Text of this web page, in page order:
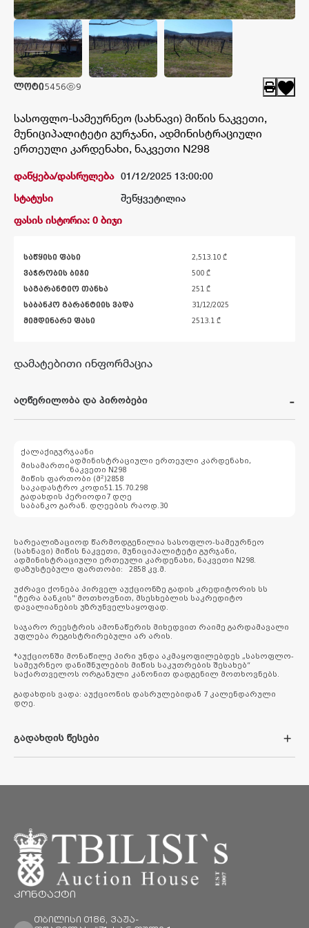
კატალოგი
შედეგები
ლოტი5456 9
სასოფლო-სამეურნეო (სახნავი) მიწის ნაკვეთი,
მუნიციპალიტეტი გურჯანი, ადმინისტრაციული
ერთეული კარდენახი, ნაკვეთი N298
დაწყება/დასრულება 01/12/2025 13:00:00
სტატუსი
შეწყვეტილია
ფასის ისტორია: 0 ბიჯი
საწყისი ფასი 2,513.10 ₾
ვაჭრობის ბიჯი 500 ₾
საგარანტიო თანხა 251 ₾
საბანკო გარანტიის ვადა 31/12/2025
მიმდინარე ფასი 2513.1 ₾
დამატებითი ინფორმაცია
აღწერილობა და პირობები
ქალაქიგურჯაანი
მისამართი
ადმინისტრაციული ერთეული კარდენახი,
ნაკვეთი N298
მიწის ფართობი (მ2 )2858
საკადასტრო კოდი51.15.70.298
გადახდის პერიოდი7 დღე
საბანკო გარან. დღეების რაოდ. 30
სარეალიზაციოდ წარმოდგენილია სასოფლო-სამეურნეო
(სახნავი) მიწის ნაკვეთი, მუნიციპალიტეტი გურჯანი,
ადმინისტრაციული ერთეული კარდენახი, ნაკვეთი N298.
დაზუსტებული ფართობი: 2858 კვ.მ.
უძრავი ქონება პირველ აუქციონზე გადის კრედიტორის სს
"ტერა ბანკის" მოთხოვნით, მსესხებლის საკრედიტო
დავალიანების უზრუნველსაყოფად.
საჯარო რეესტრის ამონაწერის მიხედვით რაიმე გარდამავალი
უფლება რეგისტრირებული არ არის.
*აუქციონში მონაწილე პირი უნდა აკმაყოფილებდეს „სასოფლო-
სამეურნეო დანიშნულების მიწის საკუთრების შესახებ“
საქართველოს ორგანული კანონით დადგენილ მოთხოვნებს.
გადახდის ვადა: აუქციონის დასრულებიდან 7 კალენდარული
დღე.
მდგომარეობას.
გადახდის წესები
ნაღდი ანგარიშსწორების სისტემით გადახდა
სრული და საგარანტიო თანხის გადახდა მომხმარებლისათვის
შესაძლებელია ბანკში ნაღდი ფულით, შპს „თბილისის
სააუქციონო სახლის“ (ს.კ 204545974) შემდეგ საბანკო ანგარიშებზე:
1. სს „საქართველოს ბანკის“ ანგარიშის ნომერზე -
GE36BG0000000305665301
2. სს „თიბისი ბანკის“ ანგარიშის ნომერზე - GE62TB7538936050100003
ამასთან, მომხმარებელმა საბანკო გადარიცხვისას
მითითებული ინფორმაცია (სახელი, გვარი, პირადი ნომერი) და
ლოტის ნომერი, რომელზეც სურს ვაჭრობა.
კონტაქტი
თბილისი 0186, ვაჟა-